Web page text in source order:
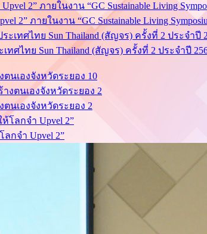
2” ภายในงาน “GC Sustainable Living
ศไทย Sun Thailand (สัญจร) ครั้งที่ 2 ประจำปี
นเองจังหวัดระยอง 10
นเองจังหวัดระยอง 2
ลกจำ Upvel 2”